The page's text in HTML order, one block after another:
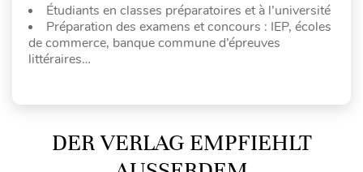
Étudiants en classes préparatoires et à l’université
Préparation des examens et concours : IEP, écoles
de commerce, banque commune d’épreuves
littéraires…
DER VERLAG EMPFIEHLT